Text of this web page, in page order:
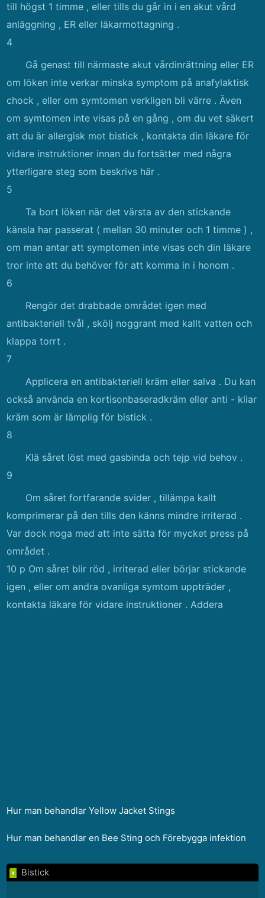
till högst 1 timme , eller tills du går in i en akut vård
anläggning , ER eller läkarmottagning .
4
Gå genast till närmaste akut vårdinrättning eller ER
om löken inte verkar minska symptom på anafylaktisk
chock , eller om symtomen verkligen bli värre . Även
om symtomen inte visas på en gång , om du vet säkert
att du är allergisk mot bistick , kontakta din läkare för
vidare instruktioner innan du fortsätter med några
ytterligare steg som beskrivs här .
5
Ta bort löken när det värsta av den stickande
känsla har passerat ( mellan 30 minuter och 1 timme ) ,
om man antar att symptomen inte visas och din läkare
tror inte att du behöver för att komma in i honom .
6
Rengör det drabbade området igen med
antibakteriell tvål , skölj noggrant med kallt vatten och
klappa torrt .
7
Applicera en antibakteriell kräm eller salva . Du kan
också använda en kortisonbaseradkräm eller anti - kliar
kräm som är lämplig för bistick .
8
Klä såret löst med gasbinda och tejp vid behov .
9
Om såret fortfarande svider , tillämpa kallt
komprimerar på den tills den känns mindre irriterad .
Var dock noga med att inte sätta för mycket press på
området .
10 p Om såret blir röd , irriterad eller börjar stickande
igen , eller om andra ovanliga symtom uppträder ,
kontakta läkare för vidare instruktioner . Addera
Hur man behandlar Yellow Jacket Stings
Hur man behandlar en Bee Sting och Förebygga infektion
Bistick